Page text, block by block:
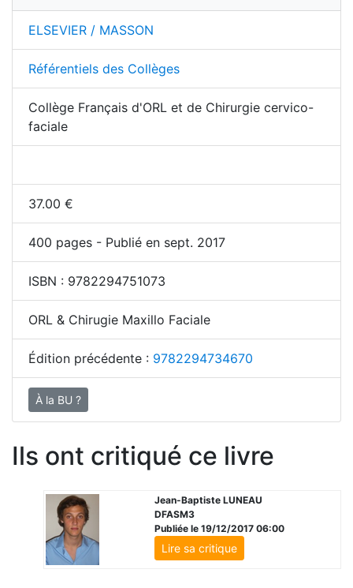
ELSEVIER / MASSON
Référentiels des Collèges
Collège Français d'ORL et de Chirurgie cervico-
faciale
37.00 €
400 pages - Publié en sept. 2017
ISBN : 9782294751073
ORL & Chirugie Maxillo Faciale
Édition précédente : 9782294734670
À la BU ?
Ils ont critiqué ce livre
Jean-Baptiste LUNEAU
DFASM3
Publiée le 19/12/2017 06:00
Lire sa critique